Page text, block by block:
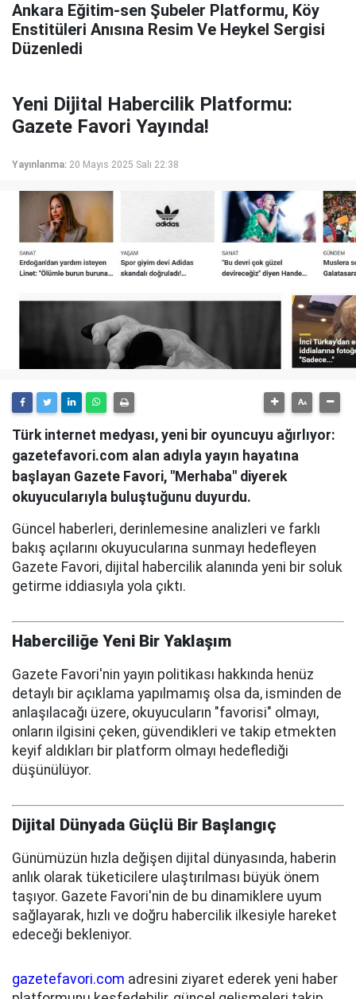
Ankara Eğitim-sen Şubeler Platformu, Köy
Enstitüleri Anısına Resim Ve Heykel Sergisi
Düzenledi
Yeni Dijital Habercilik Platformu:
Gazete Favori Yayında!
Yayınlanma: 20 Mayıs 2025 Salı 22:38
Türk internet medyası, yeni bir oyuncuyu ağırlıyor:
gazetefavori.com alan adıyla yayın hayatına
başlayan Gazete Favori, "Merhaba" diyerek
okuyucularıyla buluştuğunu duyurdu.
Güncel haberleri, derinlemesine analizleri ve farklı
bakış açılarını okuyucularına sunmayı hedefleyen
Gazete Favori, dijital habercilik alanında yeni bir soluk
getirme iddiasıyla yola çıktı.
Haberciliğe Yeni Bir Yaklaşım
Gazete Favori'nin yayın politikası hakkında henüz
detaylı bir açıklama yapılmamış olsa da, isminden de
anlaşılacağı üzere, okuyucuların "favorisi" olmayı,
onların ilgisini çeken, güvendikleri ve takip etmekten
keyif aldıkları bir platform olmayı hedeflediği
düşünülüyor.
Dijital Dünyada Güçlü Bir Başlangıç
Günümüzün hızla değişen dijital dünyasında, haberin
anlık olarak tüketicilere ulaştırılması büyük önem
taşıyor. Gazete Favori'nin de bu dinamiklere uyum
sağlayarak, hızlı ve doğru habercilik ilkesiyle hareket
edeceği bekleniyor.
gazetefavori.com adresini ziyaret ederek yeni haber